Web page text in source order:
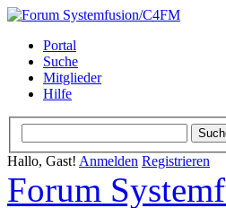
Portal
Suche
Mitglieder
Hilfe
Hallo, Gast! Anmelden Registrieren
Forum